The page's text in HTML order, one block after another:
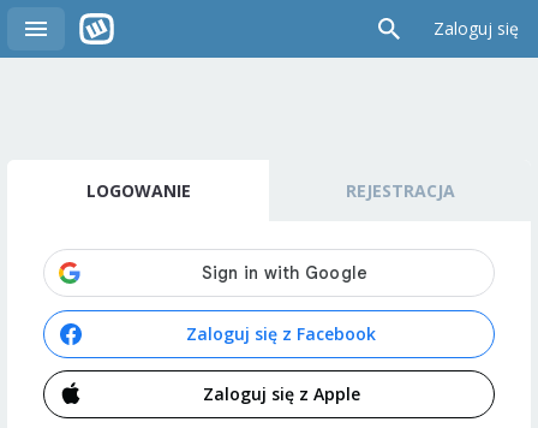
Zaloguj się
LOGOWANIE REJESTRACJA
Zaloguj się z Facebook
Zaloguj się z Apple